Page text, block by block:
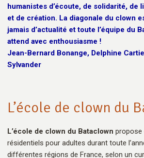
humanistes d’écoute, de solidarité, de
et de création. La diagonale du clown
jamais d’actualité et toute l’équipe du
attend avec enthousiasme !
Jean-Bernard Bonange, Delphine
Sylvander
L’école de clown du
L’école de clown du Bataclown propose
résidentiels pour adultes durant toute
différentes régions de France, selon un